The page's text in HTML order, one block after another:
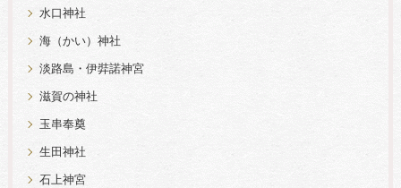
水口神社
海（かい）神社
淡路島・伊弉諾神宮
滋賀の神社
玉串奉奠
生田神社
石上神宮